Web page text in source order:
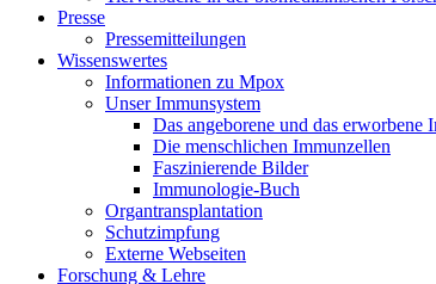
Presse
Pressemitteilungen
Wissenswertes
Informationen zu Mpox
Unser Immunsystem
Das angeborene und das erworbene
Die menschlichen Immunzellen
Faszinierende Bilder
Immunologie-Buch
Organtransplantation
Schutzimpfung
Externe Webseiten
Forschung & Lehre